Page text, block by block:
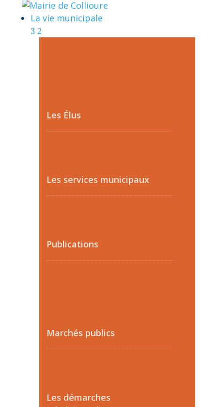
La vie municipale
Les Élus
Les services municipaux
Publications
Marchés publics
Les démarches